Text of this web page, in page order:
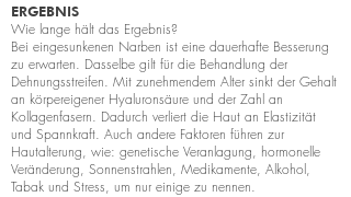
ERGEBNIS
Wie lange hält das Ergebnis?
Bei eingesunkenen Narben ist eine dauerhafte Besserung
zu erwarten. Dasselbe gilt für die Behandlung der
Dehnungsstreifen. Mit zunehmendem Alter sinkt der Gehalt
an körpereigener Hyaluronsäure und der Zahl an
Kollagenfasern. Dadurch verliert die Haut an Elastizität
und Spannkraft. Auch andere Faktoren führen zur
Hautalterung, wie: genetische Veranlagung, hormonelle
Veränderung, Sonnenstrahlen, Medikamente, Alkohol,
Tabak und Stress, um nur einige zu nennen.